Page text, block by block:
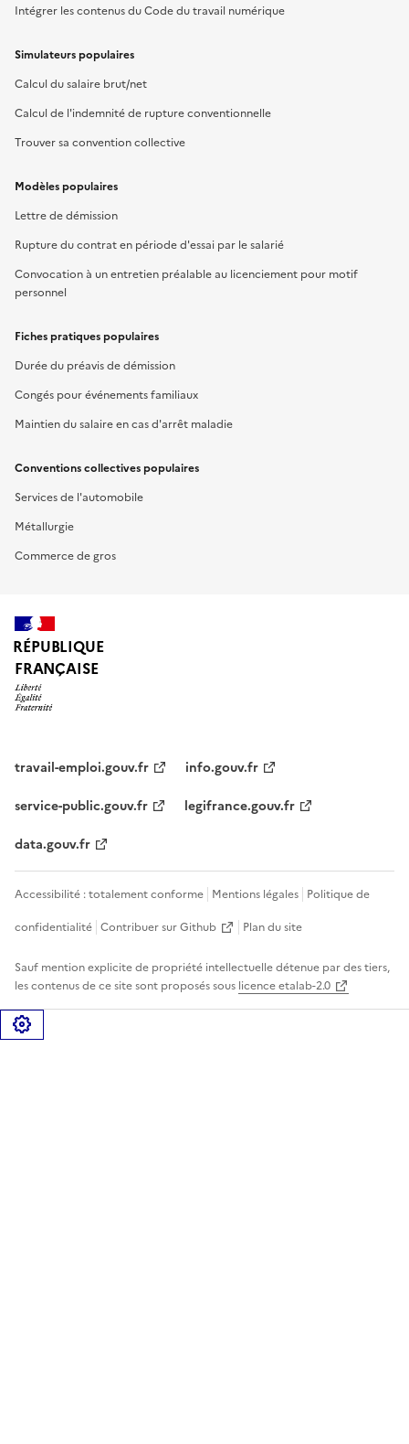
Intégrer les contenus du Code du travail numérique
Simulateurs populaires
Calcul du salaire brut/net
Calcul de l'indemnité de rupture conventionnelle
Trouver sa convention collective
Modèles populaires
Lettre de démission
Rupture du contrat en période d'essai par le salarié
Convocation à un entretien préalable au licenciement pour motif
personnel
Fiches pratiques populaires
Durée du préavis de démission
Congés pour événements familiaux
Maintien du salaire en cas d'arrêt maladie
Conventions collectives populaires
Services de l'automobile
Métallurgie
Commerce de gros
RÉPUBLIQUE
FRANÇAISE
travail-emploi.gouv.fr
info.gouv.fr
service-public.gouv.fr
legifrance.gouv.fr
data.gouv.fr
Accessibilité : totalement conforme Mentions légales Politique de
confidentialité Contribuer sur Github Plan du site
Sauf mention explicite de propriété intellectuelle détenue par des tiers,
les contenus de ce site sont proposés sous licence etalab-2.0
Gérer les cookies